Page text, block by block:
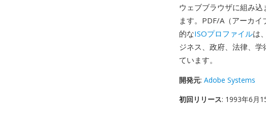
ウェブブラウザに組み
ます。PDF/A（アーカ
的なISOプロファイルは
ジネス、政府、法律、
ています。
開発元: Adobe Systems
初回リリース: 1993年6月